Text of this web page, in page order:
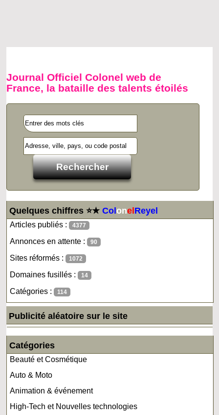
Journal Officiel Colonel web de
France, la bataille des talents étoilés
Quelques chiffres ⭐★ColonelReyel
Articles publiés : 4377
Annonces en attente : 90
Sites réformés : 1072
Domaines fusillés : 14
Catégories : 114
Publicité aléatoire sur le site
Catégories
Beauté et Cosmétique
Auto & Moto
Animation & événement
High-Tech et Nouvelles technologies